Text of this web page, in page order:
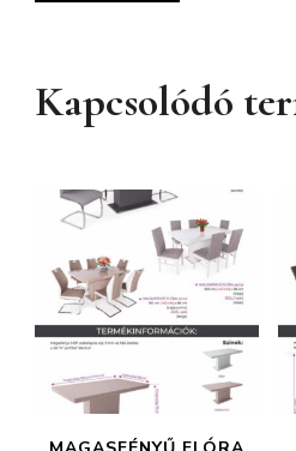
Kapcsolódó